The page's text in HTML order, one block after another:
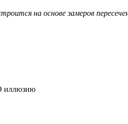
на основе замеров
иллюзию